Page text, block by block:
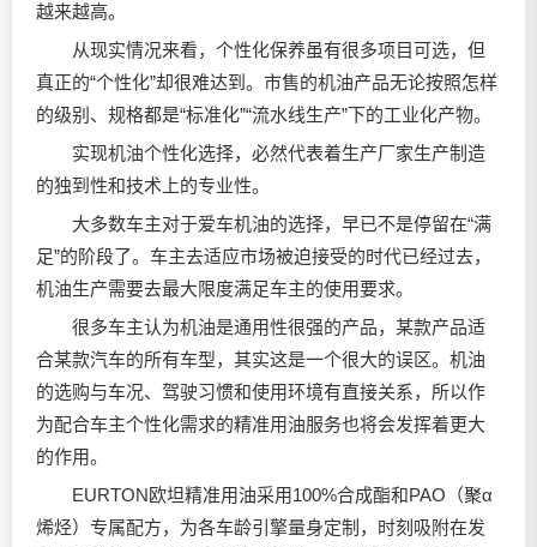
越来越高。
从现实情况来看，个性化保养虽有很多项目可选，但
真正的“个性化”却很难达到。市售的机油产品无论按照怎样
的级别、规格都是“标准化”“流水线生产”下的工业化产物。
实现机油个性化选择，必然代表着生产厂家生产制造
的独到性和技术上的专业性。
大多数车主对于爱车机油的选择，早已不是停留在“满
足”的阶段了。车主去适应市场被迫接受的时代已经过去，
机油生产需要去最大限度满足车主的使用要求。
很多车主认为机油是通用性很强的产品，某款产品适
合某款汽车的所有车型，其实这是一个很大的误区。机油
的选购与车况、驾驶习惯和使用环境有直接关系，所以作
为配合车主个性化需求的精准用油服务也将会发挥着更大
的作用。
EURTON欧坦精准用油采用100%合成酯和PAO（聚α
烯烃）专属配方，为各车龄引擎量身定制，时刻吸附在发